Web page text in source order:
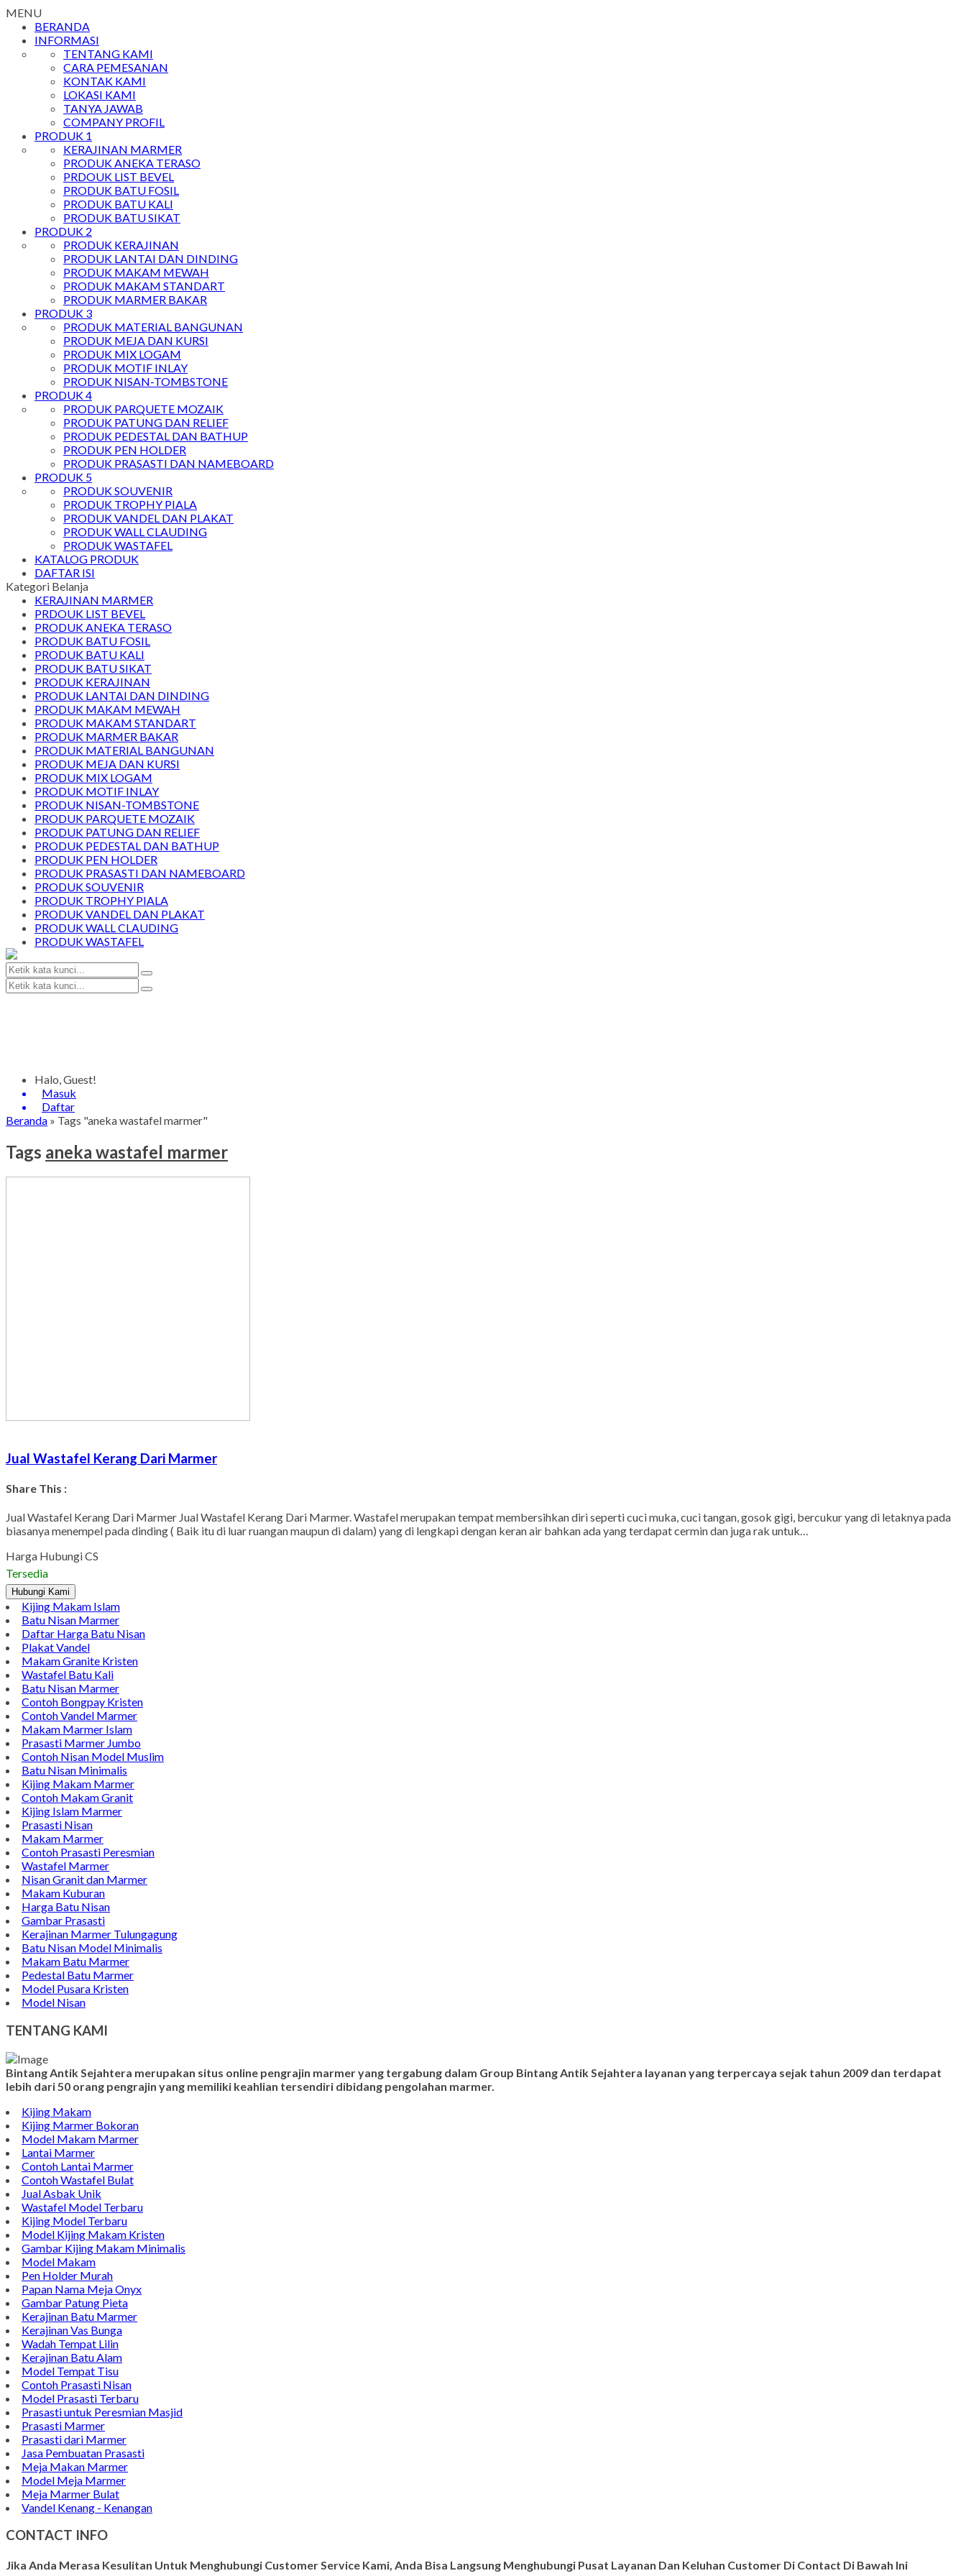
MENU
BERANDA
INFORMASI
TENTANG KAMI
CARA PEMESANAN
KONTAK KAMI
LOKASI KAMI
TANYA JAWAB
COMPANY PROFIL
PRODUK 1
KERAJINAN MARMER
PRODUK ANEKA TERASO
PRDOUK LIST BEVEL
PRODUK BATU FOSIL
PRODUK BATU KALI
PRODUK BATU SIKAT
PRODUK 2
PRODUK KERAJINAN
PRODUK LANTAI DAN DINDING
PRODUK MAKAM MEWAH
PRODUK MAKAM STANDART
PRODUK MARMER BAKAR
PRODUK 3
PRODUK MATERIAL BANGUNAN
PRODUK MEJA DAN KURSI
PRODUK MIX LOGAM
PRODUK MOTIF INLAY
PRODUK NISAN-TOMBSTONE
PRODUK 4
PRODUK PARQUETE MOZAIK
PRODUK PATUNG DAN RELIEF
PRODUK PEDESTAL DAN BATHUP
PRODUK PEN HOLDER
PRODUK PRASASTI DAN NAMEBOARD
PRODUK 5
PRODUK SOUVENIR
PRODUK TROPHY PIALA
PRODUK VANDEL DAN PLAKAT
PRODUK WALL CLAUDING
PRODUK WASTAFEL
KATALOG PRODUK
DAFTAR ISI
Kategori Belanja
KERAJINAN MARMER
PRDOUK LIST BEVEL
PRODUK ANEKA TERASO
PRODUK BATU FOSIL
PRODUK BATU KALI
PRODUK BATU SIKAT
PRODUK KERAJINAN
PRODUK LANTAI DAN DINDING
PRODUK MAKAM MEWAH
PRODUK MAKAM STANDART
PRODUK MARMER BAKAR
PRODUK MATERIAL BANGUNAN
PRODUK MEJA DAN KURSI
PRODUK MIX LOGAM
PRODUK MOTIF INLAY
PRODUK NISAN-TOMBSTONE
PRODUK PARQUETE MOZAIK
PRODUK PATUNG DAN RELIEF
PRODUK PEDESTAL DAN BATHUP
PRODUK PEN HOLDER
PRODUK PRASASTI DAN NAMEBOARD
PRODUK SOUVENIR
PRODUK TROPHY PIALA
PRODUK VANDEL DAN PLAKAT
PRODUK WALL CLAUDING
PRODUK WASTAFEL
Halo, Guest!
Masuk
Daftar
Beranda » Tags "aneka wastafel marmer"
Tags aneka wastafel marmer
Jual Wastafel Kerang Dari Marmer
Share This :
Jual Wastafel Kerang Dari Marmer Jual Wastafel Kerang Dari Marmer. Wastafel merupakan tempat membersihkan diri seperti cuci muka, cuci tangan, gosok gigi, bercukur yang di letaknya pada
biasanya menempel pada dinding ( Baik itu di luar ruangan maupun di dalam) yang di lengkapi dengan keran air bahkan ada yang terdapat cermin dan juga rak untuk…
Harga Hubungi CS
Tersedia
Hubungi Kami
Kijing Makam Islam
Batu Nisan Marmer
Daftar Harga Batu Nisan
Plakat Vandel
Makam Granite Kristen
Wastafel Batu Kali
Batu Nisan Marmer
Contoh Bongpay Kristen
Contoh Vandel Marmer
Makam Marmer Islam
Prasasti Marmer Jumbo
Contoh Nisan Model Muslim
Batu Nisan Minimalis
Kijing Makam Marmer
Contoh Makam Granit
Kijing Islam Marmer
Prasasti Nisan
Makam Marmer
Contoh Prasasti Peresmian
Wastafel Marmer
Nisan Granit dan Marmer
Makam Kuburan
Harga Batu Nisan
Gambar Prasasti
Kerajinan Marmer Tulungagung
Batu Nisan Model Minimalis
Makam Batu Marmer
Pedestal Batu Marmer
Model Pusara Kristen
Model Nisan
TENTANG KAMI
Bintang Antik Sejahtera merupakan situs online pengrajin marmer yang tergabung dalam Group Bintang Antik Sejahtera layanan yang terpercaya sejak tahun 2009 dan terdapat
lebih dari 50 orang pengrajin yang memiliki keahlian tersendiri dibidang pengolahan marmer.
Kijing Makam
Kijing Marmer Bokoran
Model Makam Marmer
Lantai Marmer
Contoh Lantai Marmer
Contoh Wastafel Bulat
Jual Asbak Unik
Wastafel Model Terbaru
Kijing Model Terbaru
Model Kijing Makam Kristen
Gambar Kijing Makam Minimalis
Model Makam
Pen Holder Murah
Papan Nama Meja Onyx
Gambar Patung Pieta
Kerajinan Batu Marmer
Kerajinan Vas Bunga
Wadah Tempat Lilin
Kerajinan Batu Alam
Model Tempat Tisu
Contoh Prasasti Nisan
Model Prasasti Terbaru
Prasasti untuk Peresmian Masjid
Prasasti Marmer
Prasasti dari Marmer
Jasa Pembuatan Prasasti
Meja Makan Marmer
Model Meja Marmer
Meja Marmer Bulat
Vandel Kenang - Kenangan
CONTACT INFO
Jika Anda Merasa Kesulitan Untuk Menghubungi Customer Service Kami, Anda Bisa Langsung Menghubungi Pusat Layanan Dan Keluhan Customer Di Contact Di Bawah Ini